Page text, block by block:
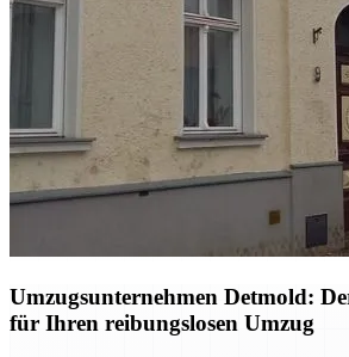
Umzugsunternehmen Detmold:
für Ihren reibungslosen Umzug